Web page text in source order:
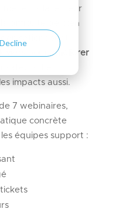
Decline
métier, à la lenteur
difficulté de bien
sont
pour améliorer
impacts aussi.
7 webinaires,
concrète
équipes support :